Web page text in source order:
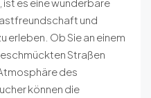
und
erleben. Ob Sie an einem
Straßen
des
können die